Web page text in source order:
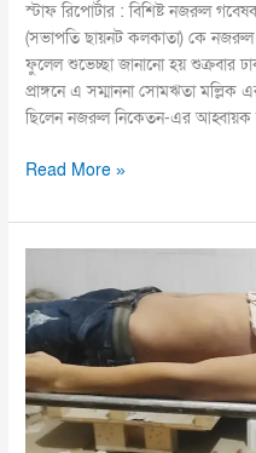
স্টাফ রিপোর্টার : বিশিষ্ট নজরুল
(সভাপতি ছায়নট কলকাতা) কে নজরুল
ফুলেল শুভেচ্ছা জানানো হয় শুক্রবার
প্রাঙ্গনে এ সম্মাননা সোমঋতা
ছিলেন নজরুল নিকেতন-এর আহ্বায়ক
Read More »
বিদ্যুৎ
স্পৃষ্টে
যুবকের
মৃত্যু